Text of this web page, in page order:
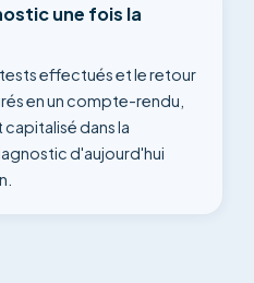
une fois la
effectués et le retour
en un compte-rendu,
capitalisé dans la
d'aujourd'hui